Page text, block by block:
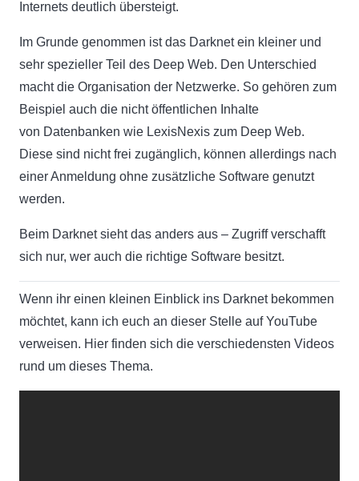
Internets deutlich übersteigt.
Im Grunde genommen ist das Darknet ein kleiner und
sehr spezieller Teil des Deep Web. Den Unterschied
macht die Organisation der Netzwerke. So gehören zum
Beispiel auch die nicht öffentlichen Inhalte
von Datenbanken wie LexisNexis zum Deep Web.
Diese sind nicht frei zugänglich, können allerdings nach
einer Anmeldung ohne zusätzliche Software genutzt
werden.
Beim Darknet sieht das anders aus – Zugriff verschafft
sich nur, wer auch die richtige Software besitzt.
Wenn ihr einen kleinen Einblick ins Darknet bekommen
möchtet, kann ich euch an dieser Stelle auf YouTube
verweisen. Hier finden sich die verschiedensten Videos
rund um dieses Thema.